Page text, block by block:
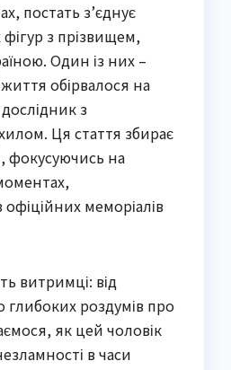
постать з’єднує
з прізвищем,
Один із них –
обірвалося на
з
Ця стаття збирає
фокусуючись на
меморіалів
витримці: від
глибоких роздумів про
як цей чоловік
в часи